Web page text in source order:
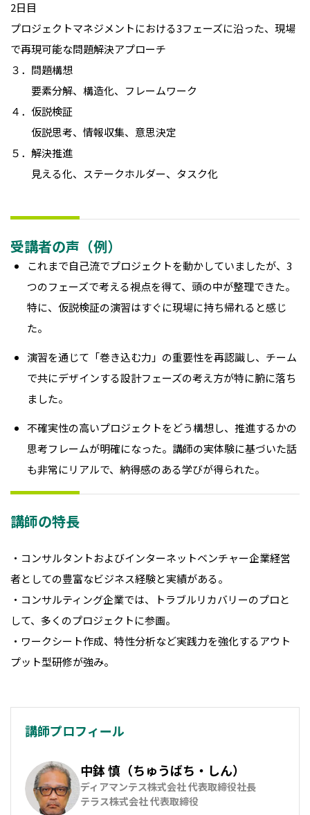
2日目
プロジェクトマネジメントにおける3フェーズに沿った、現場
で再現可能な問題解決アプローチ
３． 問題構想
要素分解、構造化、フレームワーク
４．仮説検証
仮説思考、情報収集、意思決定
５．解決推進
見える化、ステークホルダー、タスク化
受講者の声（例）
これまで自己流でプロジェクトを動かしていましたが、3
つのフェーズで考える視点を得て、頭の中が整理できた。
特に、仮説検証の演習はすぐに現場に持ち帰れると感じ
た。
演習を通じて「巻き込む力」の重要性を再認識し、チーム
で共にデザインする設計フェーズの考え方が特に腑に落ち
ました。
不確実性の高いプロジェクトをどう構想し、推進するかの
思考フレームが明確になった。講師の実体験に基づいた話
も非常にリアルで、納得感のある学びが得られた。
講師の特長
・コンサルタントおよびインターネットベンチャー企業経営
者としての豊富なビジネス経験と実績がある。
・コンサルティング企業では、トラブルリカバリーのプロと
して、多くのプロジェクトに参画。
・ワークシート作成、特性分析など実践力を強化するアウト
プット型研修が強み。
講師プロフィール
中鉢 慎（ちゅうばち・しん）​
ディアマンテス株式会社 代表取締役社長
テラス株式会社 代表取締役